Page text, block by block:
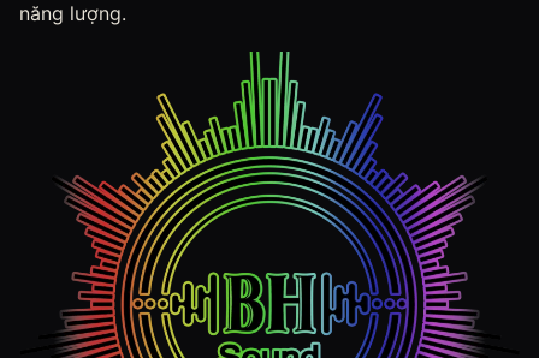
năng lượng.